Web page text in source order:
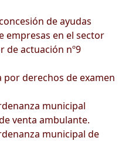
de ayudas
empresas en el sector
de actuación nº9
por derechos de examen
municipal
venta ambulante.
municipal de